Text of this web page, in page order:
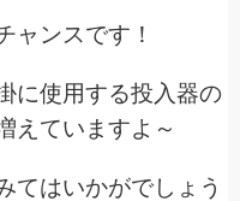
ャンスです！
に使用する投入器の
えていますよ～
てはいかがでしょう